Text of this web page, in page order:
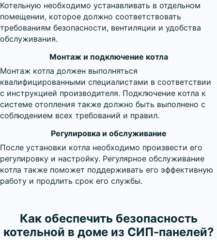
Котельную необходимо устанавливать в отдельном
помещении, которое должно соответствовать
требованиям безопасности, вентиляции и удобства
обслуживания.
Монтаж и подключение котла
Монтаж котла должен выполняться
квалифицированными специалистами в соответствии
с инструкцией производителя. Подключение котла к
системе отопления также должно быть выполнено с
соблюдением всех требований и правил.
Регулировка и обслуживание
После установки котла необходимо произвести его
регулировку и настройку. Регулярное обслуживание
котла также поможет поддерживать его эффективную
работу и продлить срок его службы.
Как обеспечить безопасность
котельной в доме из СИП-панелей?